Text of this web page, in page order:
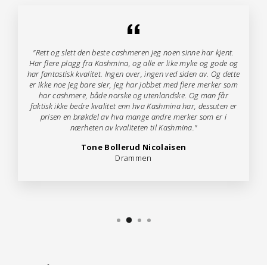
"Rett og slett den beste cashmeren jeg noen sinne har kjent.
Har flere plagg fra Kashmina, og alle er like myke og gode og
har fantastisk kvalitet. Ingen over, ingen ved siden av. Og dette
er ikke noe jeg bare sier, jeg har jobbet med flere merker som
har cashmere, både norske og utenlandske. Og man får
faktisk ikke bedre kvalitet enn hva Kashmina har, dessuten er
prisen en brøkdel av hva mange andre merker som er i
nærheten av kvaliteten til Kashmina."
Tone Bollerud Nicolaisen
Drammen